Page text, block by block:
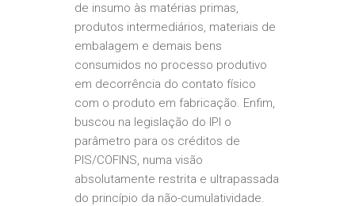
de insumo às matérias primas,
produtos intermediários, materiais de
embalagem e demais bens
consumidos no processo produtivo
em decorrência do contato físico
com o produto em fabricação. Enfim,
buscou na legislação do IPI o
parâmetro para os créditos de
PIS/COFINS, numa visão
absolutamente restrita e ultrapassada
do princípio da não-cumulatividade.